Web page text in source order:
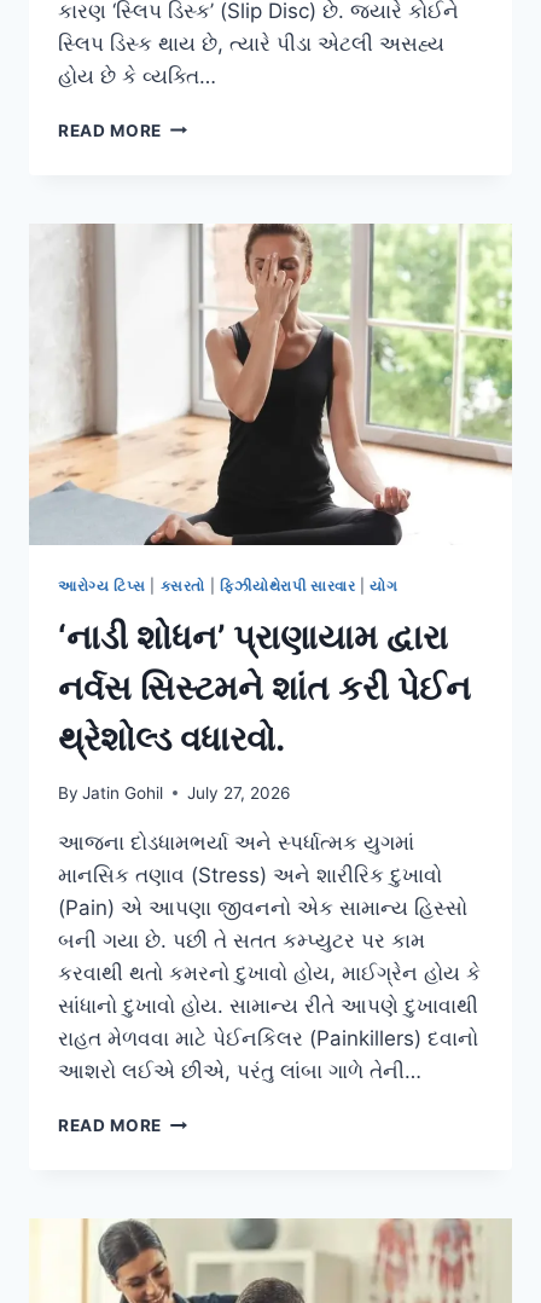
કારણ ‘સ્લિપ ડિસ્ક’ (Slip Disc) છે. જ્યારે કોઈને
સ્લિપ ડિસ્ક થાય છે, ત્યારે પીડા એટલી અસહ્ય
હોય છે કે વ્યક્તિ…
READ MORE ‘મકરાસન’
કરીને
ડિસ્કના
દર્દીઓને
આપવી.
આરોગ્ય ટિપ્સ કસરતો ફિઝીયોથેરાપી સારવાર |યોગ
‘નાડી શોધન’ પ્રાણાયામ દ્વારા
નર્વસ સિસ્ટમને શાંત કરી પેઈન
થ્રેશોલ્ડ વધારવો.
By Jatin Gohil July 27, 2026
આજના દોડધામભર્યા અને સ્પર્ધાત્મક યુગમાં
માનસિક તણાવ (Stress) અને શારીરિક દુખાવો
(Pain) એ આપણા જીવનનો એક સામાન્ય હિસ્સો
બની ગયા છે. પછી તે સતત કમ્પ્યુટર પર કામ
કરવાથી થતો કમરનો દુખાવો હોય, માઈગ્રેન હોય કે
સાંધાનો દુખાવો હોય. સામાન્ય રીતે આપણે દુખાવાથી
રાહત મેળવવા માટે પેઈનકિલર (Painkillers) દવાનો
આશરો લઈએ છીએ, પરંતુ લાંબા ગાળે તેની…
READ MORE ‘નાડી
નર્વસ
સિસ્ટમને
શાંત
કરી